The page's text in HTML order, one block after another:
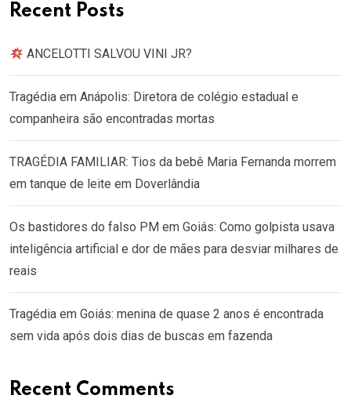
Recent Posts
ANCELOTTI SALVOU VINI JR?
Tragédia em Anápolis: Diretora de colégio estadual e
companheira são encontradas mortas
TRAGÉDIA FAMILIAR: Tios da bebê Maria Fernanda morrem
em tanque de leite em Doverlândia
Os bastidores do falso PM em Goiás: Como golpista usava
inteligência artificial e dor de mães para desviar milhares de
reais
Tragédia em Goiás: menina de quase 2 anos é encontrada
sem vida após dois dias de buscas em fazenda
Recent Comments